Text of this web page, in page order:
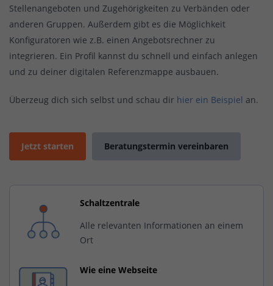
Stellenangeboten und Zugehörigkeiten zu Verbänden oder
anderen Gruppen. Außerdem gibt es die Möglichkeit
Konfiguratoren wie z.B. einen Angebotsrechner zu
integrieren. Ein Profil kannst du schnell und einfach anlegen
und zu deiner digitalen Referenzmappe ausbauen.
Überzeug dich sich selbst und schau dir hier ein Beispiel an.
Jetzt starten Beratungstermin vereinbaren
Schaltzentrale
Alle relevanten Informationen an einem
Ort
Wie eine Webseite